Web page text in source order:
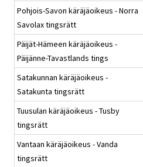
Pohjois-Savon käräjäoikeus - Norra
Savolax tingsrätt
Päijät-Hämeen käräjäoikeus -
Päijänne-Tavastlands tings
Satakunnan käräjäoikeus -
Satakunta tingsrätt
Tuusulan käräjäoikeus - Tusby
tingsrätt
Vantaan käräjäoikeus - Vanda
tingsrätt